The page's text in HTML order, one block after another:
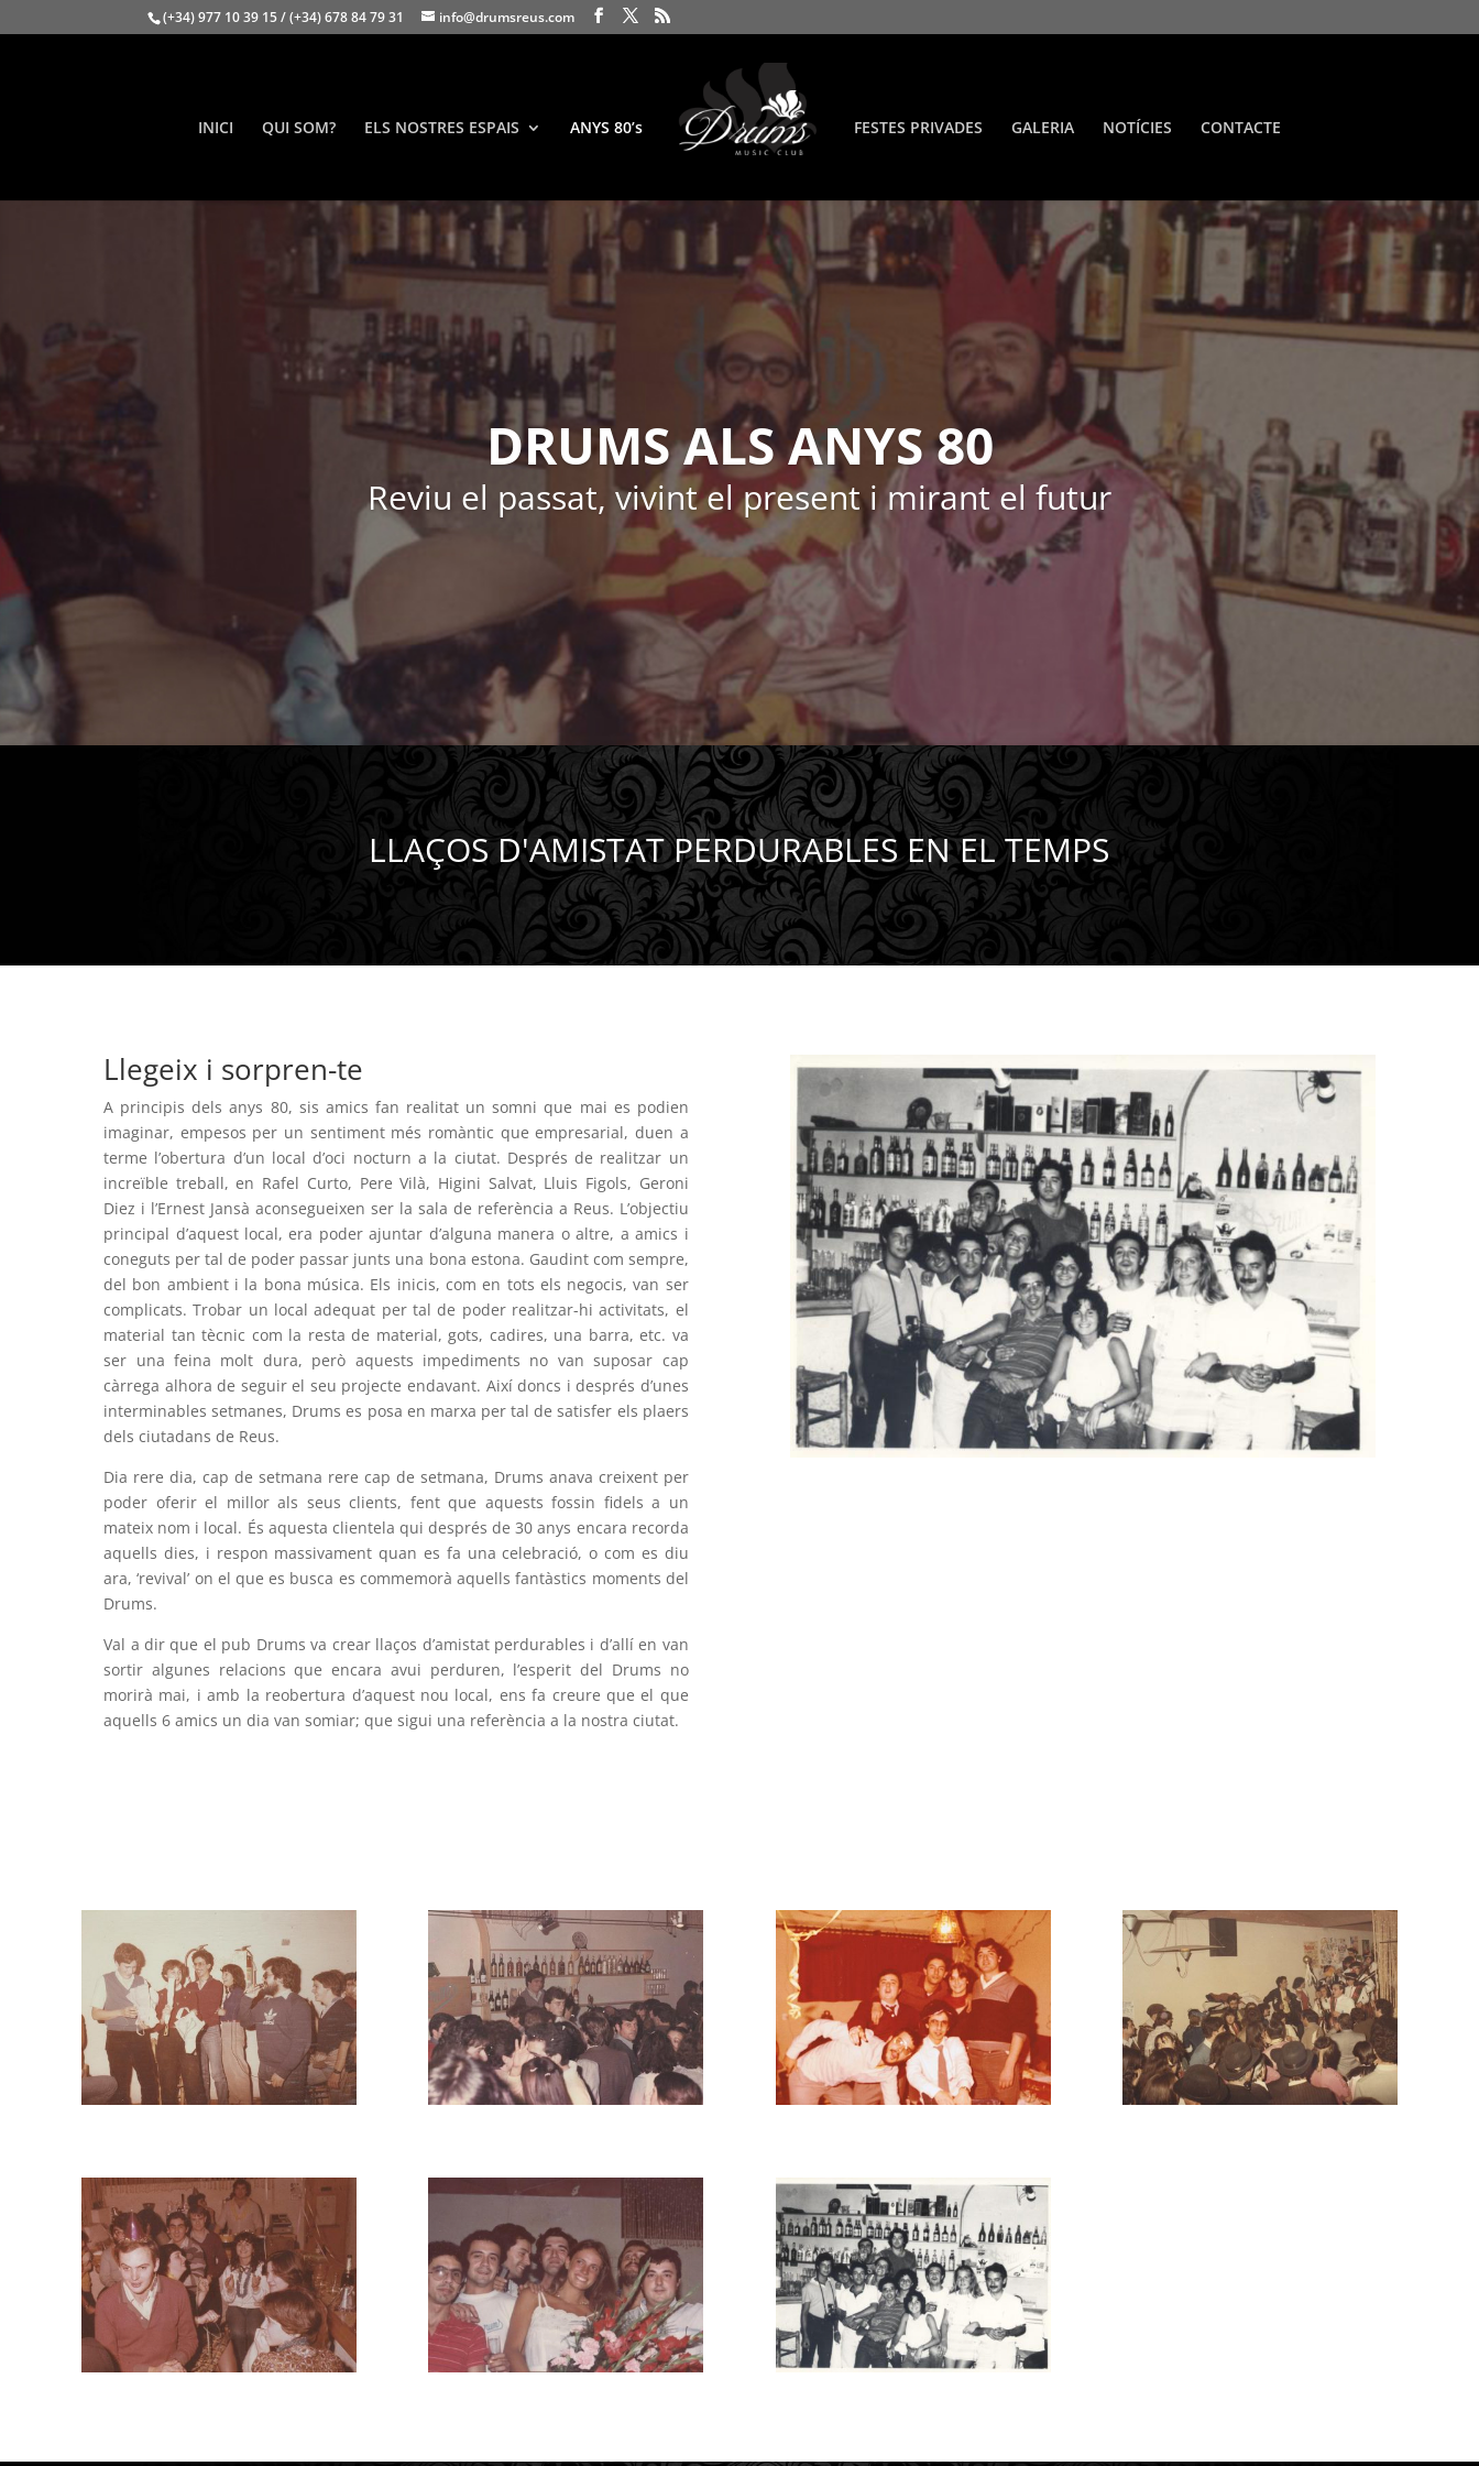
(+34) 977 10 39 15 / (+34) 678 84 79 31 info@drumsreus.com
INICI QUI SOM? ELS NOSTRES ESPAIS ANYS 80’s FESTES PRIVADES GALERIA NOTÍCIES CONTACTE
DRUMS ALS ANYS 80
Reviu el passat, vivint el present i mirant el futur
LLAÇOS D'AMISTAT PERDURABLES EN EL TEMPS
Llegeix i sorpren-te
A principis dels anys 80, sis amics fan realitat un somni que mai es podien
imaginar, empesos per un sentiment més romàntic que empresarial, duen a
terme l’obertura d’un local d’oci nocturn a la ciutat. Després de realitzar un
increïble treball, en Rafel Curto, Pere Vilà, Higini Salvat, Lluis Figols, Geroni
Diez i l’Ernest Jansà aconsegueixen ser la sala de referència a Reus. L’objectiu
principal d’aquest local, era poder ajuntar d’alguna manera o altre, a amics i
coneguts per tal de poder passar junts una bona estona. Gaudint com sempre,
del bon ambient i la bona música. Els inicis, com en tots els negocis, van ser
complicats. Trobar un local adequat per tal de poder realitzar-hi activitats, el
material tan tècnic com la resta de material, gots, cadires, una barra, etc. va
ser una feina molt dura, però aquests impediments no van suposar cap
càrrega alhora de seguir el seu projecte endavant. Així doncs i després d’unes
interminables setmanes, Drums es posa en marxa per tal de satisfer els plaers
dels ciutadans de Reus.
Dia rere dia, cap de setmana rere cap de setmana, Drums anava creixent per
poder oferir el millor als seus clients, fent que aquests fossin fidels a un
mateix nom i local. És aquesta clientela qui després de 30 anys encara recorda
aquells dies, i respon massivament quan es fa una celebració, o com es diu
ara, ‘revival’ on el que es busca es commemorà aquells fantàstics moments del
Drums.
Val a dir que el pub Drums va crear llaços d’amistat perdurables i d’allí en van
sortir algunes relacions que encara avui perduren, l’esperit del Drums no
morirà mai, i amb la reobertura d’aquest nou local, ens fa creure que el que
aquells 6 amics un dia van somiar; que sigui una referència a la nostra ciutat.